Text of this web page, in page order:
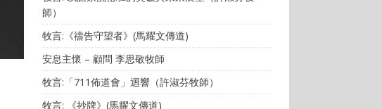
師）
牧言:《禱告守望者》(馬耀文傳道)
安息主懷 – 顧問 李思敬牧師
牧言:「711佈道會」迴響（許淑芬牧師）
牧言: 《抄牌》(馬耀文傳道)